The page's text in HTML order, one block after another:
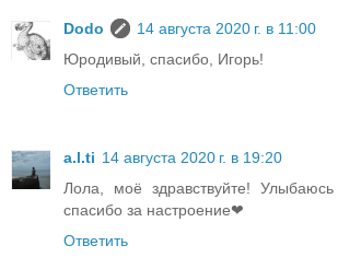
Dodo
14 августа 2020 г. в 11:00
Юродивый, спасибо, Игорь!
Ответить
a.l.ti 14 августа 2020 г. в 19:20
Лола, моё здравствуйте!
спасибо за настроение❤
Ответить